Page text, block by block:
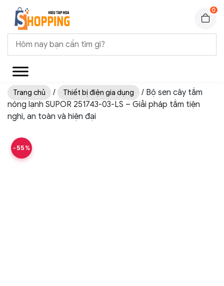
0
Trang chủ / Thiết bị điện gia dụng
/ Bộ sen cây tắm
nóng lạnh SUPOR 251743-03-LS – Giải pháp tắm tiện
nghi, an toàn và hiện đại
-55%